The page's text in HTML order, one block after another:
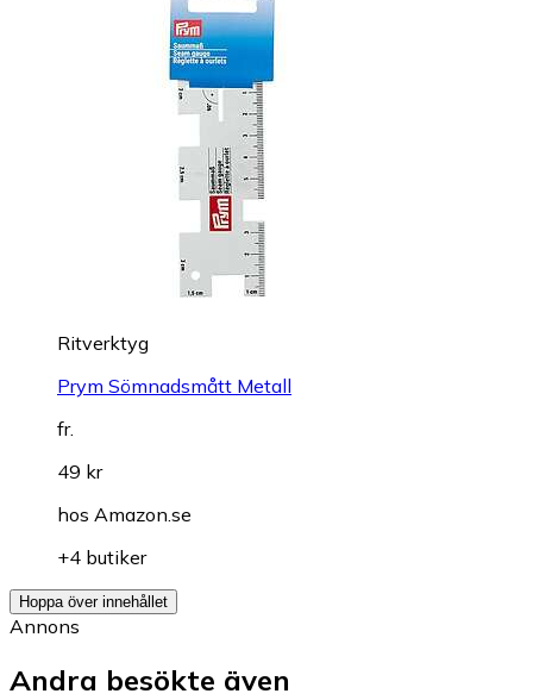
Ritverktyg
Prym Sömnadsmått Metall
fr.
49 kr
hos Amazon.se
+4 butiker
Hoppa över innehållet
Annons
Andra besökte även